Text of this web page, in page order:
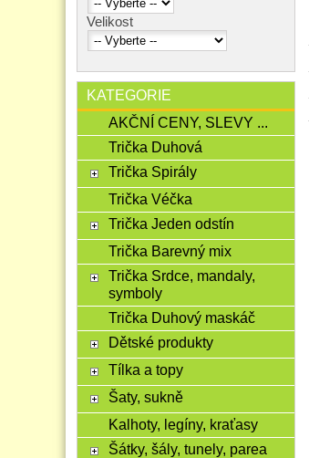
Velikost
KATEGORIE
AKČNÍ CENY, SLEVY ...
Trička Duhová
Trička Spirály
Trička Véčka
Trička Jeden odstín
Trička Barevný mix
Trička Srdce, mandaly,
symboly
Trička Duhový maskáč
Dětské produkty
Tílka a topy
Šaty, sukně
Kalhoty, legíny, kraťasy
Šátky, šály, tunely, parea